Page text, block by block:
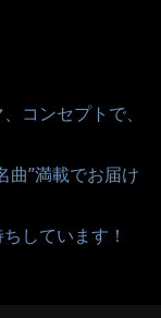
コンセプトで、
曲”満載でお届け
しています！